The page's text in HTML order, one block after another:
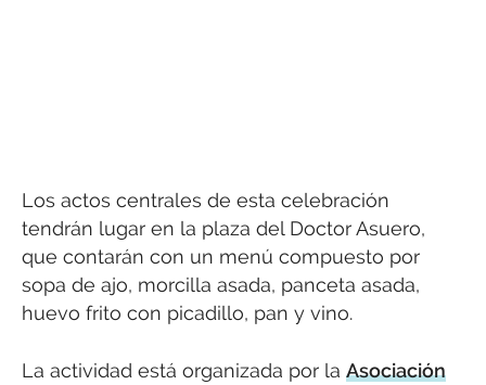
Los actos centrales de esta celebración
tendrán lugar en la plaza del Doctor Asuero,
que contarán con un menú compuesto por
sopa de ajo, morcilla asada, panceta asada,
huevo frito con picadillo, pan y vino.
La actividad está organizada por la Asociación